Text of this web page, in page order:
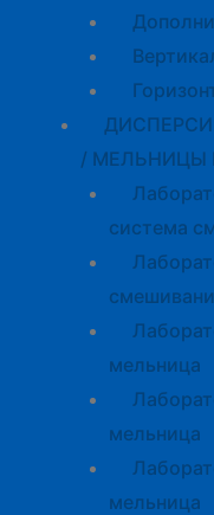
/ МЕЛЬНИЦЫ
система
мельница
мельница
мельница